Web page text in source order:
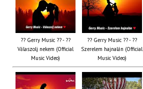
?? Gerry Music ?? - ??
Válaszolj nekem (Official
Music Video)
?? Gerry Music ?? - ??
Szerelem hajnalán (Official
Music Video)